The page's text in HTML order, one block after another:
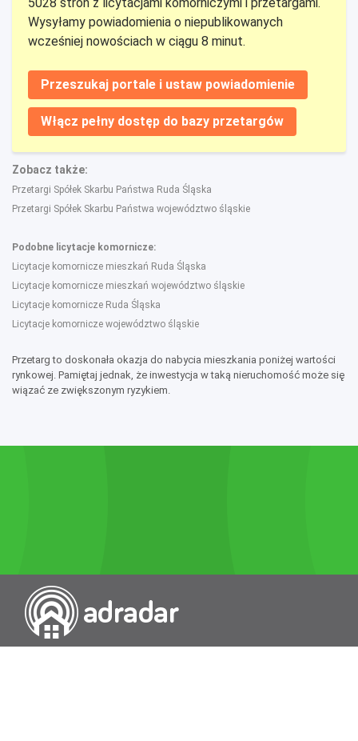
Wysyłamy powiadomienia o niepublikowanych
wcześniej nowościach w ciągu 8 minut.
Przeszukaj portale i ustaw powiadomienie
Włącz pełny dostęp do bazy przetargów
Zobacz także:
Przetargi Spółek Skarbu Państwa Ruda Śląska
Przetargi Spółek Skarbu Państwa województwo śląskie
Podobne licytacje komornicze:
Licytacje komornicze mieszkań Ruda Śląska
Licytacje komornicze mieszkań województwo śląskie
Licytacje komornicze Ruda Śląska
Licytacje komornicze województwo śląskie
Przetarg to doskonała okazja do nabycia mieszkania poniżej wartości
rynkowej. Pamiętaj jednak, że inwestycja w taką nieruchomość może się
wiązać ze zwiększonym ryzykiem.